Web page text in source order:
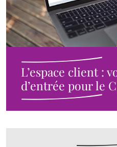
L’espace client :
d’entrée pour le